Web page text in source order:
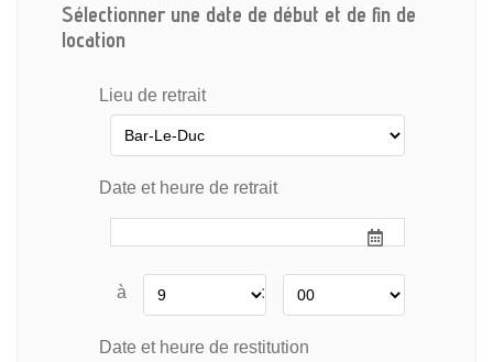
Sélectionner une date de début et de fin de
location
Lieu de retrait
Date et heure de retrait
à :
Date et heure de restitution